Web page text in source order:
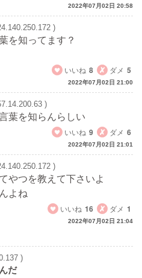
2022年07月02日 20:58
)
を知ってます？
いいね 8 ダメ 5
2022年07月02日 21:00
)
葉を知らんらしい
いいね 9 ダメ 6
2022年07月02日 21:01
)
やつを教えて下さいよ
よね
いいね 16 ダメ 1
2022年07月02日 21:04
)
だ